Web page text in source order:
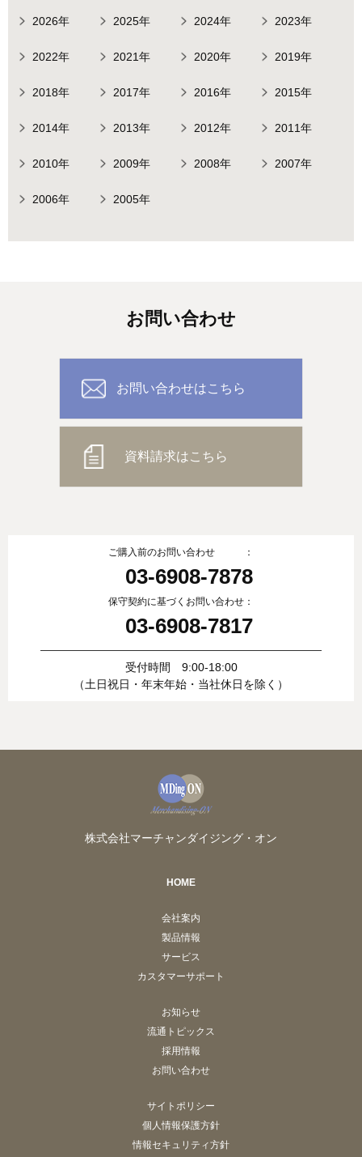
2026年 2025年 2024年 2023年
2022年 2021年 2020年 2019年
2018年 2017年 2016年 2015年
2014年 2013年 2012年 2011年
2010年 2009年 2008年 2007年
2006年 2005年
お問い合わせ
お問い合わせはこちら
資料請求はこちら
ご購入前のお問い合わせ ：
03-6908-7878
保守契約に基づくお問い合わせ：
03-6908-7817
受付時間 9:00-18:00
（土日祝日・年末年始・当社休日を除く）
株式会社マーチャンダイジング・オン
HOME
会社案内
製品情報
サービス
カスタマーサポート
お知らせ
流通トピックス
採用情報
お問い合わせ
サイトポリシー
個人情報保護方針
情報セキュリティ方針